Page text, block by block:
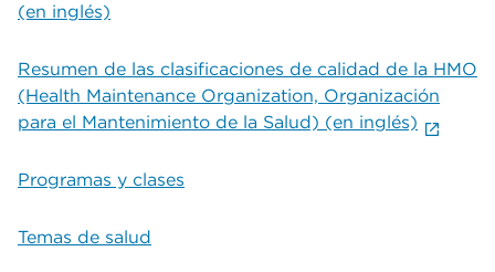
(en inglés)
Resumen de las clasificaciones de calidad de la HMO
(Health Maintenance Organization, Organización
para el Mantenimiento de la Salud) (en inglés)
Programas y clases
Temas de salud